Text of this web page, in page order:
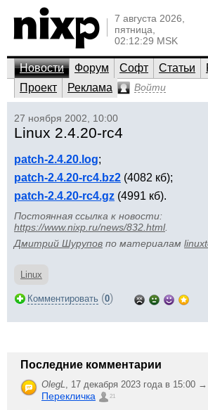
7 августа 2026,
пятница,
02:12:29 MSK
Новости Форум Софт Статьи
Проект
Реклама Войти
27 ноября 2002, 10:00
Linux 2.4.20-rc4
patch-2.4.20.log;
patch-2.4.20-rc4.bz2 (4082 кб);
patch-2.4.20-rc4.gz (4991 кб).
Постоянная ссылка к новости:
https://www.nixp.ru/news/832.html.
Дмитрий Шурупов по материалам
Linux
Комментировать (0)
Последние комментарии
OlegL, 17 декабря 2023 года в 15:00 →
Перекличка 21